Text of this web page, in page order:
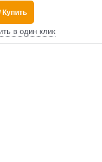
Купить
в один клик